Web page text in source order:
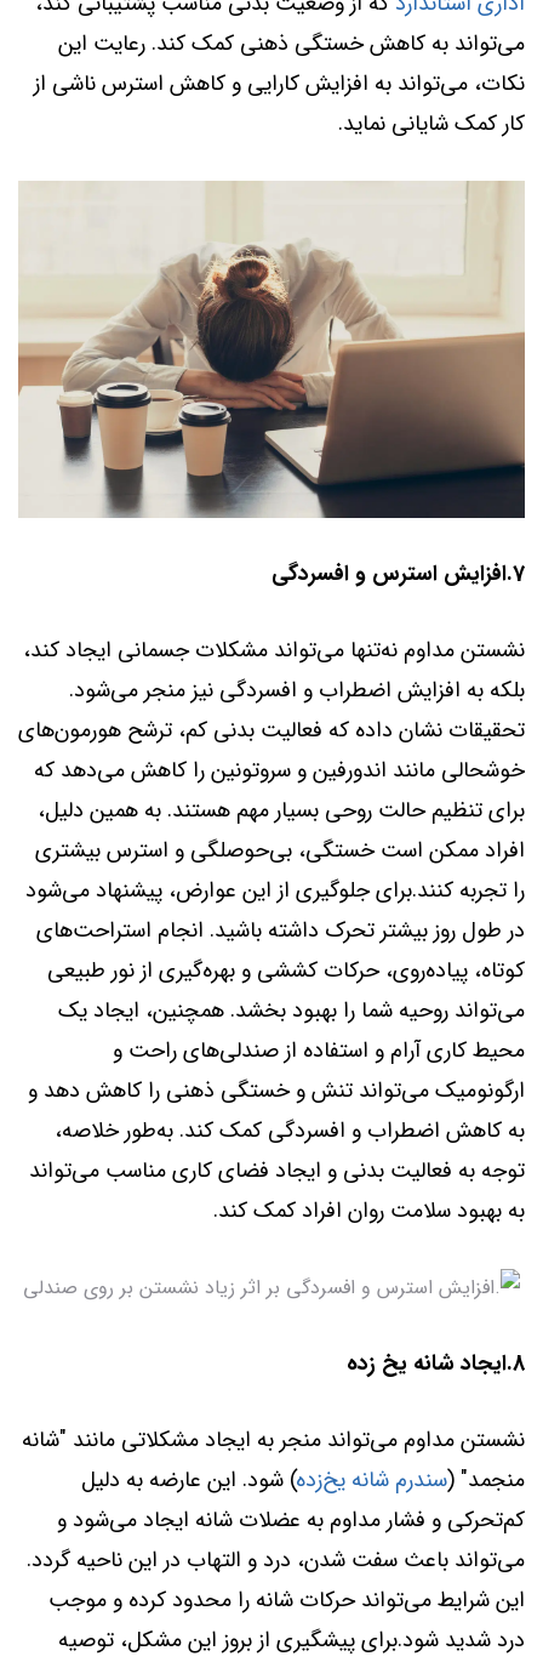
می‌تواند به کاهش خستگی ذهنی کمک کند. رعایت این
نکات، می‌تواند به افزایش کارایی و کاهش استرس ناشی از
کار کمک شایانی نماید.
7.افزایش استرس و افسردگی
نشستن مداوم نه‌تنها می‌تواند مشکلات جسمانی ایجاد کند،
بلکه به افزایش اضطراب و افسردگی نیز منجر می‌شود.
تحقیقات نشان داده که فعالیت بدنی کم، ترشح هورمون‌های
خوشحالی مانند اندورفین و سروتونین را کاهش می‌دهد که
برای تنظیم حالت روحی بسیار مهم هستند. به همین دلیل،
افراد ممکن است خستگی، بی‌حوصلگی و استرس بیشتری
را تجربه کنند.برای جلوگیری از این عوارض، پیشنهاد می‌شود
در طول روز بیشتر تحرک داشته باشید. انجام استراحت‌های
کوتاه، پیاده‌روی، حرکات کششی و بهره‌گیری از نور طبیعی
می‌تواند روحیه شما را بهبود بخشد. همچنین، ایجاد یک
محیط کاری آرام و استفاده از صندلی‌های راحت و
ارگونومیک می‌تواند تنش و خستگی ذهنی را کاهش دهد و
به کاهش اضطراب و افسردگی کمک کند. به‌طور خلاصه،
توجه به فعالیت بدنی و ایجاد فضای کاری مناسب می‌تواند
به بهبود سلامت روان افراد کمک کند.
8.ایجاد شانه یخ زده
نشستن مداوم می‌تواند منجر به ایجاد مشکلاتی مانند "شانه
منجمد" (سندرم شانه یخ‌زده) شود. این عارضه به دلیل
کم‌تحرکی و فشار مداوم به عضلات شانه ایجاد می‌شود و
می‌تواند باعث سفت شدن، درد و التهاب در این ناحیه گردد.
این شرایط می‌تواند حرکات شانه را محدود کرده و موجب
درد شدید شود.برای پیشگیری از بروز این مشکل، توصیه